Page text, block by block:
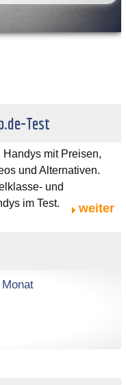
Test
Handys mit Preisen,
und Alternativen.
und
im Test.
weiter